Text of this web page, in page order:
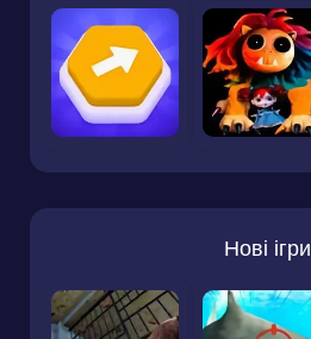
Нові ігри